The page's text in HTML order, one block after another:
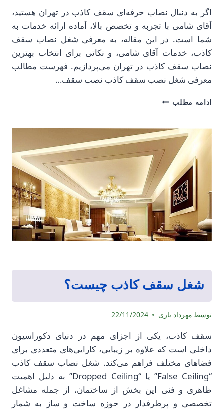
اگر به دنبال نصاب حرفه‌ای سقف کاذب در تهران هستید،
آقای شامی با تجربه و تخصص بالا، آماده ارائه خدمات به
شما است. در این مقاله، به معرفی شغل نصاب سقف
کاذب، خدمات آقای شامی، و نکاتی برای انتخاب بهترین
نصاب سقف کاذب در تهران می‌پردازیم. فهرست مطالب
معرفی شغل نصب سقف کاذب نصب سقف…
ادامه مطلب نصاب
در
تهران
شغل سقف کاذب چیست؟
توسط مهرداد یاری 22/11/2024
سقف کاذب، یکی از اجزای مهم در دنیای دکوراسیون
داخلی است که علاوه بر زیبایی، کارایی‌های متعددی برای
فضاهای مختلف فراهم می‌کند. شغل نصاب سقف کاذب
“False Ceiling” یا “Dropped Ceiling” به دلیل اهمیت
ظاهری و فنی این بخش از ساختمان، از جمله مشاغل
تخصصی و پرطرفدار در حوزه ساخت و ساز به شمار